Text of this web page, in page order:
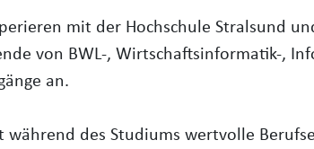
mit der Hochschule Stralsund
von BWL-, Wirtschaftsinformatik-,
an.
während des Studiums wertvolle